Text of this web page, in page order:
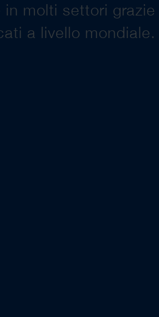
molti settori
a livello mondiale.